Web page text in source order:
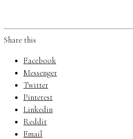
Share this
Facebook
Messenger
Twitter
Pinterest
Linkedin
Reddit
Email